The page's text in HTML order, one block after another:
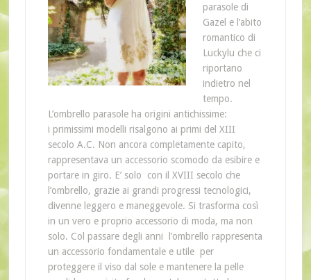
parasole di
Gazel e l’abito
romantico di
Luckylu che ci
riportano
indietro nel
tempo.
L’ombrello parasole ha origini antichissime:
i primissimi modelli risalgono ai primi del XIII
secolo A.C. Non ancora completamente capito,
rappresentava un accessorio scomodo da esibire e
portare in giro. E’ solo con il XVIII secolo che
l’ombrello, grazie ai grandi progressi tecnologici,
divenne leggero e maneggevole. Si trasforma così
in un vero e proprio accessorio di moda, ma non
solo. Col passare degli anni l’ombrello rappresenta
un accessorio fondamentale e utile per
proteggere il viso dal sole e mantenere la pelle